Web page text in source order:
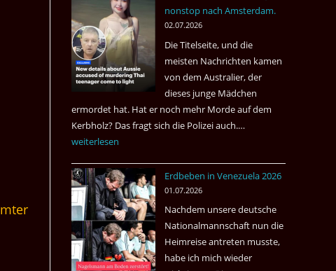
weist
die
höchste
Kriminalität
aus?
nonstop nach Amsterdam.
02.07.2026
Die Titelseite, und die
meisten Nachrichten kamen
von dem Australier, der
dieses junge Mädchen
ermordet hat. Hat er noch mehr Morde auf dem
Kerbholz? Das fragt sich die Polizei auch.…
Juli
2026
Airways
nonstop
nach
Amsterdam.
weiterlesen
Erdbeben in Venezuela 2026
01.07.2026
Nachdem unsere deutsche
Nationalmannschaft nun die
Heimreise antreten musste,
habe ich mich wieder